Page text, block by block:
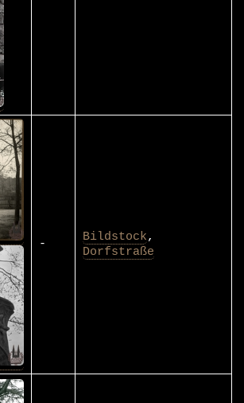
- Bildstock,
Dorfstraße